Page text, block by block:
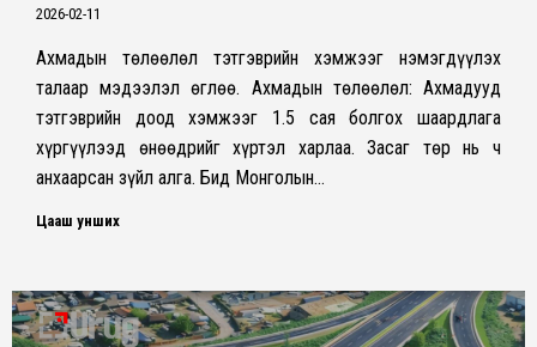
2026-02-11
Ахмадын төлөөлөл тэтгэврийн хэмжээг нэмэгдүүлэх
талаар мэдээлэл өглөө. Ахмадын төлөөлөл: Ахмадууд
тэтгэврийн доод хэмжээг 1.5 сая болгох шаардлага
хүргүүлээд өнөөдрийг хүртэл харлаа. Засаг төр нь ч
анхаарсан зүйл алга. Бид Монголын…
Цааш унших